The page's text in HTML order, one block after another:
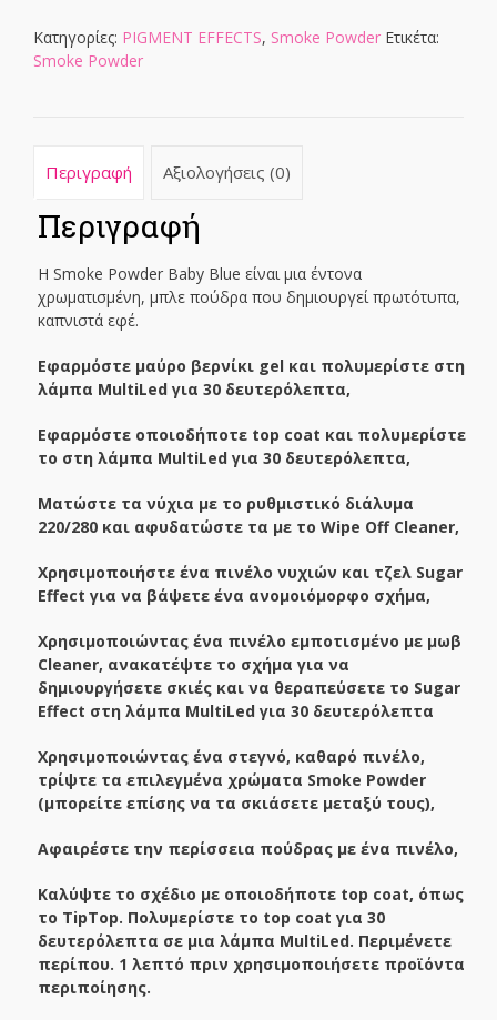
Κατηγορίες: PIGMENT EFFECTS, Smoke Powder Ετικέτα:
Smoke Powder
Περιγραφή Αξιολογήσεις (0)
Περιγραφή
Η Smoke Powder Baby Blue είναι μια έντονα
χρωματισμένη, μπλε πούδρα που δημιουργεί πρωτότυπα,
καπνιστά εφέ.
Εφαρμόστε μαύρο βερνίκι gel και πολυμερίστε στη
λάμπα MultiLed για 30 δευτερόλεπτα,
Εφαρμόστε οποιοδήποτε top coat και πολυμερίστε
το στη λάμπα MultiLed για 30 δευτερόλεπτα,
Ματώστε τα νύχια με το ρυθμιστικό διάλυμα
220/280 και αφυδατώστε τα με το Wipe Off Cleaner,
Χρησιμοποιήστε ένα πινέλο νυχιών και τζελ Sugar
Effect για να βάψετε ένα ανομοιόμορφο σχήμα,
Χρησιμοποιώντας ένα πινέλο εμποτισμένο με μωβ
Cleaner, ανακατέψτε το σχήμα για να
δημιουργήσετε σκιές και να θεραπεύσετε το Sugar
Effect στη λάμπα MultiLed για 30 δευτερόλεπτα
Χρησιμοποιώντας ένα στεγνό, καθαρό πινέλο,
τρίψτε τα επιλεγμένα χρώματα Smoke Powder
(μπορείτε επίσης να τα σκιάσετε μεταξύ τους),
Αφαιρέστε την περίσσεια πούδρας με ένα πινέλο,
Καλύψτε το σχέδιο με οποιοδήποτε top coat, όπως
το TipTop. Πολυμερίστε το top coat για 30
δευτερόλεπτα σε μια λάμπα MultiLed. Περιμένετε
περίπου. 1 λεπτό πριν χρησιμοποιήσετε προϊόντα
περιποίησης.